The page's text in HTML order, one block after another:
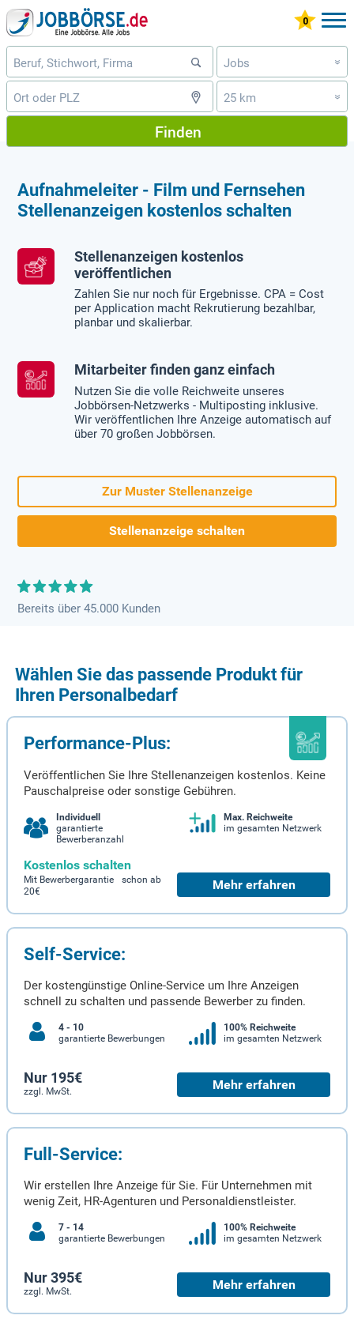
Jobs »
25 km »
Finden
Aufnahmeleiter - Film und Fernsehen
Stellenanzeigen kostenlos schalten
Stellenanzeigen kostenlos
veröffentlichen
Zahlen Sie nur noch für Ergebnisse. CPA = Cost
per Application macht Rekrutierung bezahlbar,
planbar und skalierbar.
Mitarbeiter finden ganz einfach
Nutzen Sie die volle Reichweite unseres
Jobbörsen-Netzwerks - Multiposting inklusive.
Wir veröffentlichen Ihre Anzeige automatisch auf
über 70 großen Jobbörsen.
Zur Muster Stellenanzeige
Stellenanzeige schalten
Bereits über 45.000 Kunden
Wählen Sie das passende Produkt für
Ihren Personalbedarf
Performance-Plus:
Veröffentlichen Sie Ihre Stellenanzeigen kostenlos. Keine
Pauschalpreise oder sonstige Gebühren.
Individuell
garantierte
Bewerberanzahl
Max. Reichweite
im gesamten Netzwerk
Kostenlos schalten
Mit Bewerbergarantie schon ab
20€
Mehr erfahren
Self-Service:
Der kostengünstige Online-Service um Ihre Anzeigen
schnell zu schalten und passende Bewerber zu finden.
4 - 10
garantierte Bewerbungen
100% Reichweite
im gesamten Netzwerk
Nur 195€
zzgl. MwSt. Mehr erfahren
Full-Service:
Wir erstellen Ihre Anzeige für Sie. Für Unternehmen mit
wenig Zeit, HR-Agenturen und Personaldienstleister.
7 - 14
garantierte Bewerbungen
100% Reichweite
im gesamten Netzwerk
Nur 395€
zzgl. MwSt. Mehr erfahren